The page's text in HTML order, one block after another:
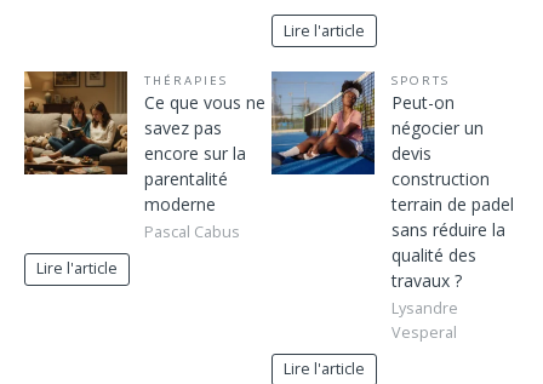
Lire l'article
THÉRAPIES
Ce que vous ne
savez pas
encore sur la
parentalité
moderne
Pascal Cabus
Lire l'article
SPORTS
Peut-on
négocier un
devis
construction
terrain de padel
sans réduire la
qualité des
travaux ?
Lysandre
Vesperal
Lire l'article